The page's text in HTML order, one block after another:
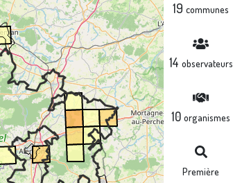
19 communes
14 observateurs
10organismes
Première